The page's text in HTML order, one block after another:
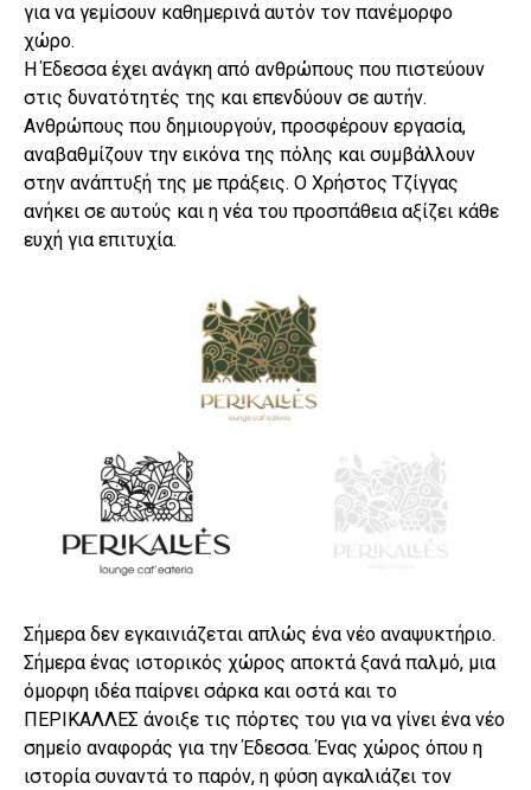
για να γεμίσουν καθημερινά αυτόν τον πανέμορφο
χώρο.
Η Έδεσσα έχει ανάγκη από ανθρώπους που πιστεύουν
στις δυνατότητές της και επενδύουν σε αυτήν.
Ανθρώπους που δημιουργούν, προσφέρουν εργασία,
αναβαθμίζουν την εικόνα της πόλης και συμβάλλουν
στην ανάπτυξή της με πράξεις. Ο Χρήστος Τζίγγας
ανήκει σε αυτούς και η νέα του προσπάθεια αξίζει κάθε
ευχή για επιτυχία.
Σήμερα δεν εγκαινιάζεται απλώς ένα νέο αναψυκτήριο.
Σήμερα ένας ιστορικός χώρος αποκτά ξανά παλμό, μια
όμορφη ιδέα παίρνει σάρκα και οστά και το
ΠΕΡΙΚΑΛΛΕΣ άνοιξε τις πόρτες του για να γίνει ένα νέο
σημείο αναφοράς για την Έδεσσα. Ένας χώρος όπου η
ιστορία συναντά το παρόν, η φύση αγκαλιάζει τον